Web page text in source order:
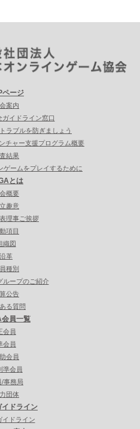
ページ
案内
イドライン窓口
ラブルを防ぎましょう
チャー支援プログラム概要
結果
ゲームをプレイするために
とは
概要
趣意
理事ご挨拶
項目
織図
沿革
種別
ループのご紹介
公告
る質問
員一覧
会員
会員
会員
準会員
/事務局
団体
ドライン
イドライン